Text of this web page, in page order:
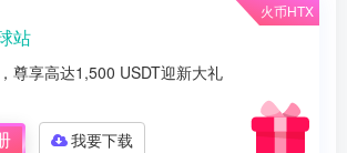
火币HTX
站
尊享高达1,500 USDT迎新大礼
我要下载